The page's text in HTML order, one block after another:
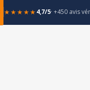
★★★★★4,7/5· +450 avis